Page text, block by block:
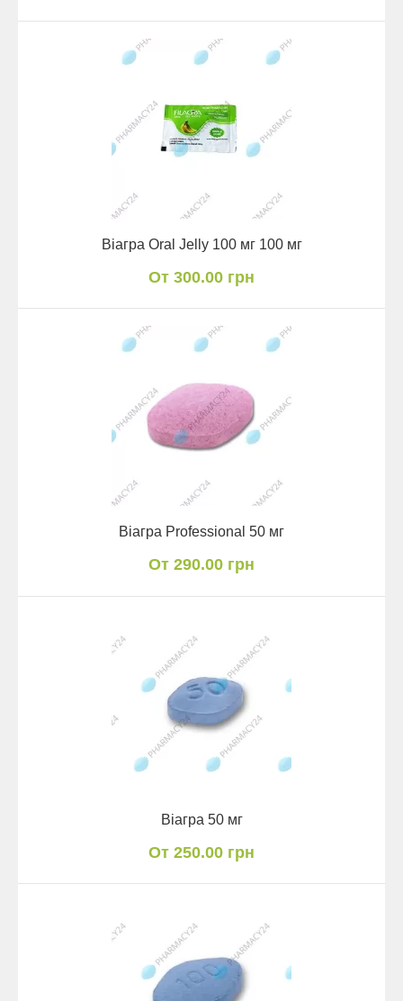
Віагра Oral Jelly 100 мг 100 мг
От 300.00 грн
Віагра Professional 50 мг
От 290.00 грн
Віагра 50 мг
От 250.00 грн